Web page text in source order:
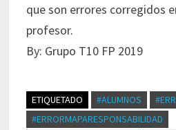
que son errores corregidos
profesor.
By: Grupo T10 FP 2019
ETIQUETADO #ALUMNOS
#ERRORMAPARESPONSABILIDAD